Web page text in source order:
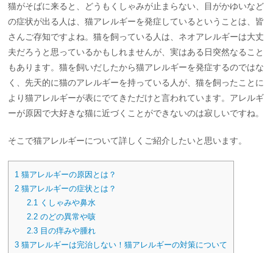
猫がそばに来ると、どうもくしゃみが止まらない、目がかゆいなど
の症状が出る人は、猫アレルギーを発症しているということは、皆
さんご存知ですよね。猫を飼っている人は、ネオアレルギーは大丈
夫だろうと思っているかもしれませんが、実はある日突然なること
もあります。猫を飼いだしたから猫アレルギーを発症するのではな
く、先天的に猫のアレルギーを持っている人が、猫を飼ったことに
より猫アレルギーが表にでてきただけと言われています。アレルギ
ーが原因で大好きな猫に近づくことができないのは寂しいですね。
そこで猫アレルギーについて詳しくご紹介したいと思います。
1 猫アレルギーの原因とは？
2 猫アレルギーの症状とは？
2.1 くしゃみや鼻水
2.2 のどの異常や咳
2.3 目の痒みや腫れ
3 猫アレルギーは完治しない！猫アレルギーの対策について